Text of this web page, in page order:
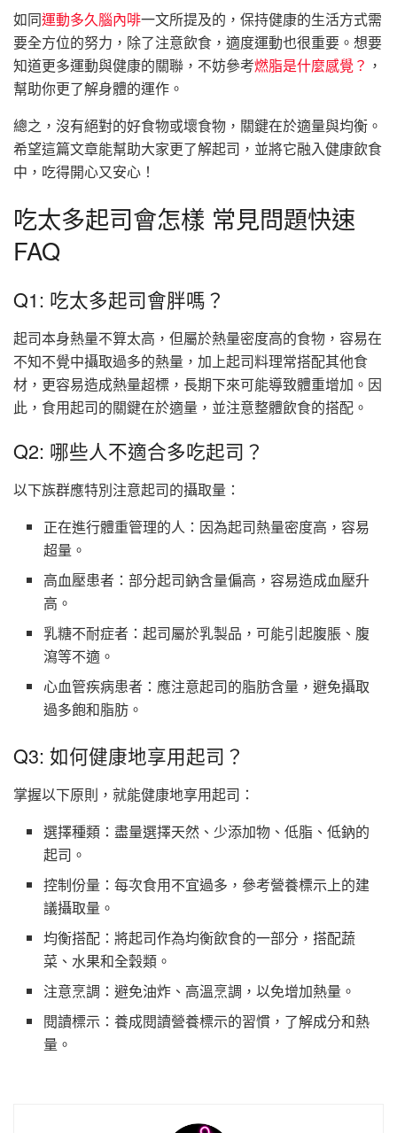
如同運動多久腦內啡一文所提及的，保持健康的生活方式需
要全方位的努力，除了注意飲食，適度運動也很重要。想要
知道更多運動與健康的關聯，不妨參考燃脂是什麼感覺？ ，
幫助你更了解身體的運作。
總之，沒有絕對的好食物或壞食物，關鍵在於適量與均衡。
希望這篇文章能幫助大家更了解起司，並將它融入健康飲食
中，吃得開心又安心！
吃太多起司會怎樣 常見問題快速
FAQ
Q1: 吃太多起司會胖嗎？
起司本身熱量不算太高，但屬於熱量密度高的食物，容易在
不知不覺中攝取過多的熱量，加上起司料理常搭配其他食
材，更容易造成熱量超標，長期下來可能導致體重增加。因
此，食用起司的關鍵在於適量，並注意整體飲食的搭配。
Q2: 哪些人不適合多吃起司？
以下族群應特別注意起司的攝取量：
正在進行體重管理的人：因為起司熱量密度高，容易
超量。
高血壓患者：部分起司鈉含量偏高，容易造成血壓升
高。
乳糖不耐症者：起司屬於乳製品，可能引起腹脹、腹
瀉等不適。
心血管疾病患者：應注意起司的脂肪含量，避免攝取
過多飽和脂肪。
Q3: 如何健康地享用起司？
掌握以下原則，就能健康地享用起司：
選擇種類：盡量選擇天然、少添加物、低脂、低鈉的
起司。
控制份量：每次食用不宜過多，參考營養標示上的建
議攝取量。
均衡搭配：將起司作為均衡飲食的一部分，搭配蔬
菜、水果和全穀類。
注意烹調：避免油炸、高溫烹調，以免增加熱量。
閱讀標示：養成閱讀營養標示的習慣，了解成分和熱
量。